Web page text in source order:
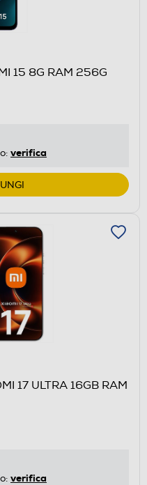
15 8G RAM 256G
verifica
17 ULTRA 16GB RAM
verifica